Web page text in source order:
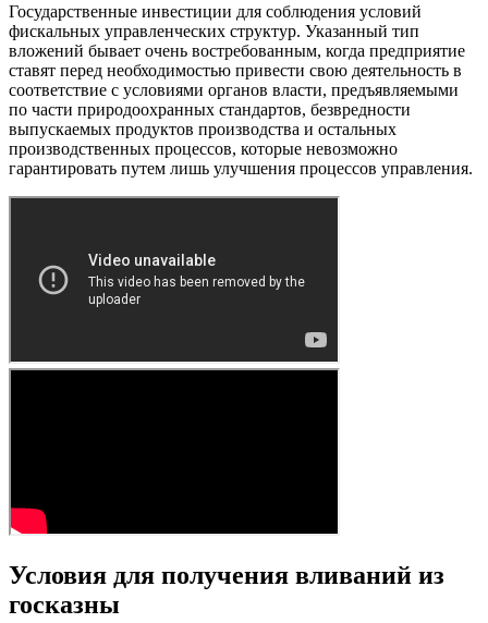
Государственные инвестиции для соблюдения условий
фискальных управленческих структур. Указанный тип
вложений бывает очень востребованным, когда предприятие
ставят перед необходимостью привести свою деятельность в
соответствие с условиями органов власти, предъявляемыми
по части природоохранных стандартов, безвредности
выпускаемых продуктов производства и остальных
производственных процессов, которые невозможно
гарантировать путем лишь улучшения процессов управления.
Условия для получения вливаний из
госказны